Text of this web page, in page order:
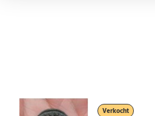
Verkocht